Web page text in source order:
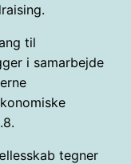
til
i samarbejde
tegner